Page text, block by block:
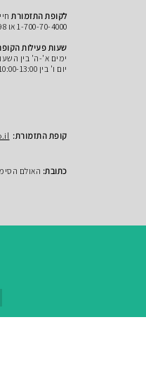
לקופת התזמורתחייגו:
1-700-70-4000 או 02-5611498
שעות פעילות הקופה:
ימים א'-ה' בין השעות 10:00-19:00
קופת התזמורת:
האולם הסימפוני ע"ש הנרי
חזרה